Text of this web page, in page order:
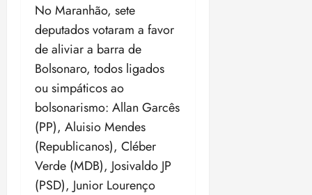
No Maranhão, sete
deputados votaram a favor
de aliviar a barra de
Bolsonaro, todos ligados
ou simpáticos ao
bolsonarismo: Allan Garcês
(PP), Aluisio Mendes
(Republicanos), Cléber
Verde (MDB), Josivaldo JP
(PSD), Junior Lourenço